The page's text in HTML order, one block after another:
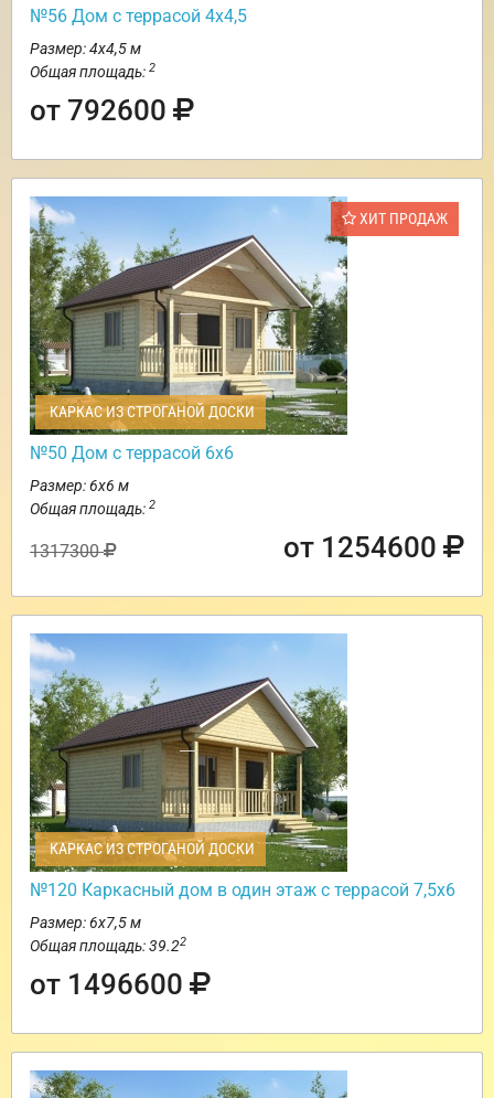
№56 Дом с террасой 4х4,5
Размер: 4х4,5 м
Общая площадь: 2
от 792600
ХИТ ПРОДАЖ
КАРКАС ИЗ СТРОГАНОЙ ДОСКИ
№50 Дом с террасой 6х6
Размер: 6х6 м
Общая площадь: 2
1317300 от 1254600
КАРКАС ИЗ СТРОГАНОЙ ДОСКИ
№120 Каркасный дом в один этаж с террасой 7,5х6
Размер: 6х7,5 м
Общая площадь: 39.22
от 1496600